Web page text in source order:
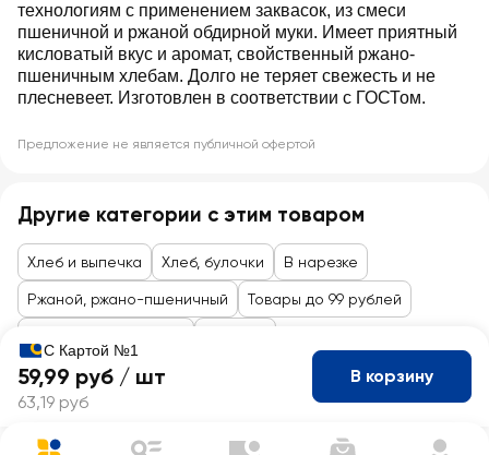
технологиям с применением заквасок, из смеси
пшеничной и ржаной обдирной муки. Имеет приятный
кисловатый вкус и аромат, свойственный ржано-
пшеничным хлебам. Долго не теряет свежесть и не
плесневеет. Изготовлен в соответствии с ГОСТом.
Предложение не является публичной офертой
Другие категории с этим товаром
Хлеб и выпечка Хлеб, булочки В нарезке
Ржаной, ржано-пшеничный Товары до 99 рублей
С Картой №1
59,99 руб / шт
63,19 руб
В корзину